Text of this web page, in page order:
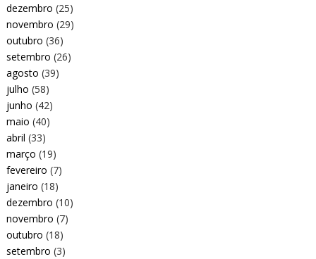
dezembro (25)
novembro (29)
outubro (36)
setembro (26)
agosto (39)
julho (58)
junho (42)
maio (40)
abril (33)
março (19)
fevereiro (7)
janeiro (18)
dezembro (10)
novembro (7)
outubro (18)
setembro (3)